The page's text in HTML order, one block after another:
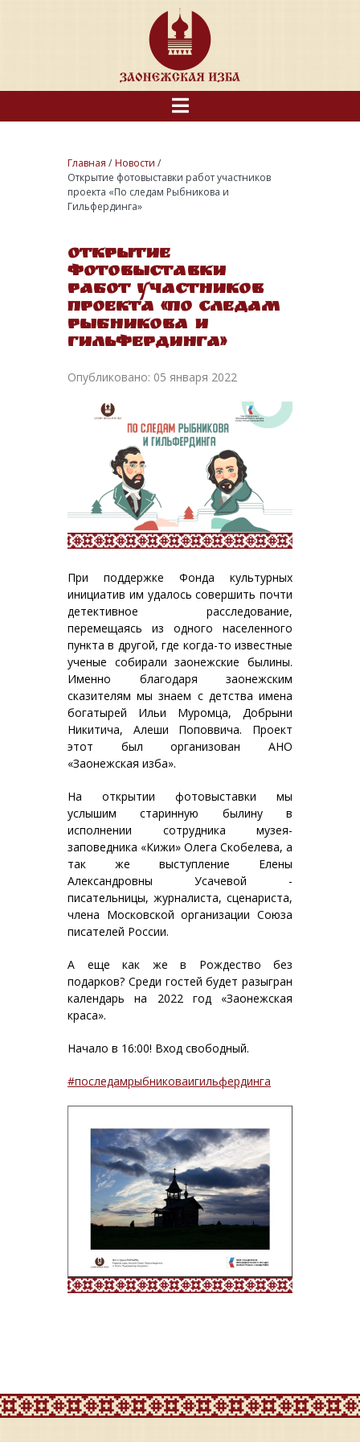
Главная / Новости /
Открытие фотовыставки работ участников
проекта «По следам Рыбникова и
Гильфердинга»
Открытие
фотовыставки
работ участников
проекта «По следам
Рыбникова и
Гильфердинга»
Опубликовано: 05 января 2022
При поддержке Фонда культурных
инициатив им удалось совершить почти
детективное расследование,
перемещаясь из одного населенного
пункта в другой, где когда-то известные
ученые собирали заонежские былины.
Именно благодаря заонежским
сказителям мы знаем с детства имена
богатырей Ильи Муромца, Добрыни
Никитича, Алеши Поповвича. Проект
этот был организован АНО
«Заонежская изба».
На открытии фотовыставки мы
услышим старинную былину в
исполнении сотрудника музея-
заповедника «Кижи» Олега Скобелева, а
так же выступление Елены
Александровны Усачевой -
писательницы, журналиста, сценариста,
члена Московской организации Союза
писателей России.
А еще как же в Рождество без
подарков? Среди гостей будет разыгран
календарь на 2022 год «Заонежская
краса».
Начало в 16:00! Вход свободный.
#последамрыбниковаигильфердинга